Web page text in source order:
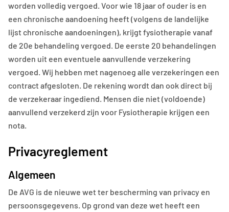
worden volledig vergoed. Voor wie 18 jaar of ouder is en
een chronische aandoening heeft (volgens de landelijke
lijst chronische aandoeningen), krijgt fysiotherapie vanaf
de 20e behandeling vergoed. De eerste 20 behandelingen
worden uit een eventuele aanvullende verzekering
vergoed. Wij hebben met nagenoeg alle verzekeringen een
contract afgesloten. De rekening wordt dan ook direct bij
de verzekeraar ingediend. Mensen die niet (voldoende)
aanvullend verzekerd zijn voor Fysiotherapie krijgen een
nota.
Privacyreglement
Algemeen
De AVG is de nieuwe wet ter bescherming van privacy en
persoonsgegevens. Op grond van deze wet heeft een